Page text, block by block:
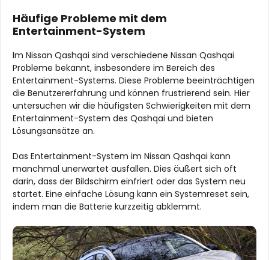
Häufige Probleme mit dem
Entertainment-System
Im Nissan Qashqai sind verschiedene Nissan Qashqai
Probleme bekannt, insbesondere im Bereich des
Entertainment-Systems. Diese Probleme beeinträchtigen
die Benutzererfahrung und können frustrierend sein. Hier
untersuchen wir die häufigsten Schwierigkeiten mit dem
Entertainment-System des Qashqai und bieten
Lösungsansätze an.
Das Entertainment-System im Nissan Qashqai kann
manchmal unerwartet ausfallen. Dies äußert sich oft
darin, dass der Bildschirm einfriert oder das System neu
startet. Eine einfache Lösung kann ein Systemreset sein,
indem man die Batterie kurzzeitig abklemmt.